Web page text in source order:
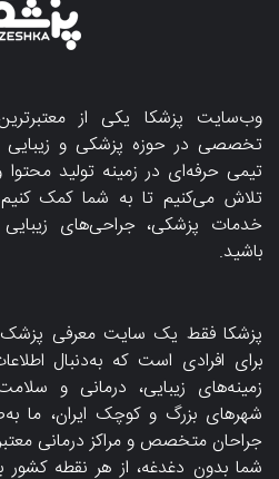
وب‌سایت پزشکا یکی از
تخصصی در حوزه پزشکی و زیبایی
تیمی حرفه‌ای در زمینه تولید
تلاش می‌کنیم تا به شما کمک کنیم
خدمات پزشکی، جراحی‌های
باشید.
پزشکا فقط یک سایت معرفی پزشک
برای افرادی است که به‌دنبال
زمینه‌های زیبایی، درمانی و
شهرهای بزرگ و کوچک ایران، ما
جراحان متخصص و مراکز درمانی
شما بدون دغدغه، از هر نقطه